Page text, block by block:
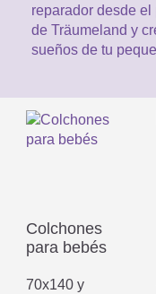
Sábanas
Sábanas
Baberos
SOPORTE
CHEQUE
reparador desde
de Träumeland y
sueños de tu
Colchones
para bebés
70x140 y